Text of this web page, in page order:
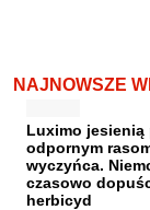
NAJNOWSZE
Luximo jesienią
odpornym
wyczyńca.
czasowo
herbicyd